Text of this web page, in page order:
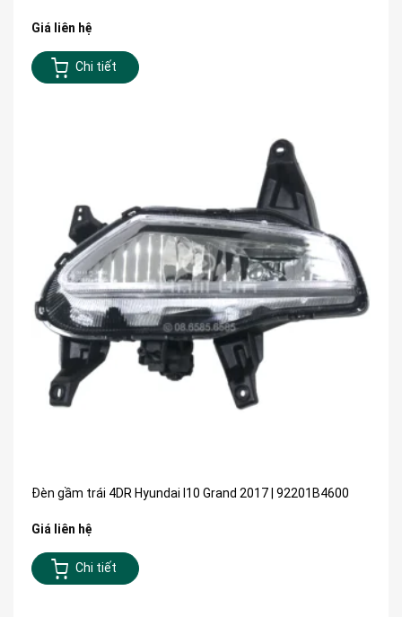
Giá liên hệ
Chi tiết
Đèn gầm trái 4DR Hyundai I10 Grand 2017 | 92201B4600
Giá liên hệ
Chi tiết